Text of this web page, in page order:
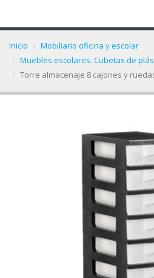
Inicio
Mobiliario oficina y escolar
Muebles escolares. Cubetas de
Torre almacenaje 8 cajones y